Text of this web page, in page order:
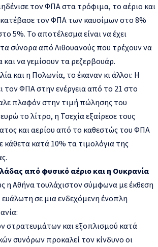
τον ΦΠΑ στα τρόφιμα, το αέριο και
τον ΦΠΑ των καυσίμων στο 8%
5%. Το αποτέλεσμα είναι να έχει
σύνορα από Λιθουανούς που τρέχουν να
να γεμίσουν τα ρεζερβουάρ.
και η Πολωνία, το έκαναν κι άλλοι: Η
τον ΦΠΑ στην ενέργεια από το 21 στο
πλαφόν στην τιμή πώλησης του
το λίτρο, η Τσεχία εξαίρεσε τους
και αερίου από το καθεστώς του ΦΠΑ
κάθετα κατά 10% τα τιμολόγια της
από φυσικό αέριο και η Ουκρανία
η Αθήνα τουλάχιστον σύμφωνα με έκθεση
ευάλωτη σε μια ενδεχόμενη ένοπλη
στρατευμάτων και εξοπλισμού κατά
συνόρων προκαλεί τον κίνδυνο οι